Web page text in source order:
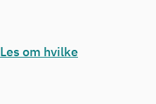
Les om hvilke